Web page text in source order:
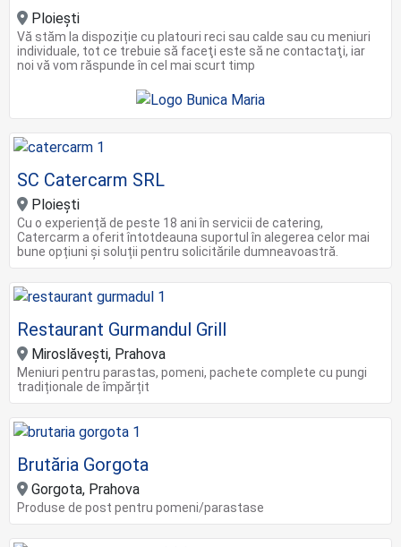
Ploieşti
Vă stăm la dispoziție cu platouri reci sau calde sau cu meniuri
individuale, tot ce trebuie să faceţi este să ne contactaţi, iar
noi vă vom răspunde în cel mai scurt timp
SC Catercarm SRL
Ploiești
Cu o experiență de peste 18 ani în servicii de catering,
Catercarm a oferit întotdeauna suportul în alegerea celor mai
bune opțiuni și soluții pentru solicitările dumneavoastră.
Restaurant Gurmandul Grill
Miroslăvești, Prahova
Meniuri pentru parastas, pomeni, pachete complete cu pungi
tradiționale de împărțit
Brutăria Gorgota
Gorgota, Prahova
Produse de post pentru pomeni/parastase